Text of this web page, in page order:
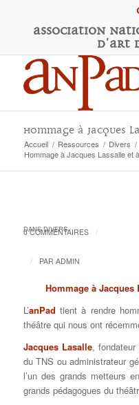
Association N
d'Art
Hommage à Jacques
Accueil / Ressources / Divers /
Hommage à Jacques Lassalle et
0 COMMENTAIRES /
DANSDIVERS
/ PAR ADMIN
Hommage à Jacques
L’anPad tient à rendre
théâtre qui nous ont
Jacques Lasalle, fondateur
du TNS ou administrateur
l’un des grands metteurs
grands pédagogues du